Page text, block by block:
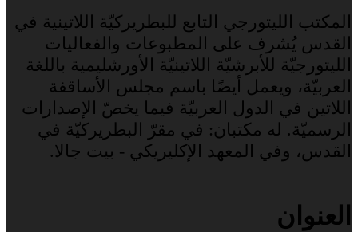
المكتب الليتورجي التابع للبطريركيّة اللاتينية في
القدس يُشرف على المطبوعات والفعاليات
الليتورجيّة للأبرشيّة اللاتينيّة الأورشليمية باللغة
العربيّة، ويعمل أيضًا باسم مجلس الأساقفة
اللاتين في الدول العربيّة فيما يخصّ الإصدارات
الرسميّة. له مكتبان: في مقرّ البطريركيّة في
القدس، وفي المعهد الإكليريكي - بيت جالا.
العنوان